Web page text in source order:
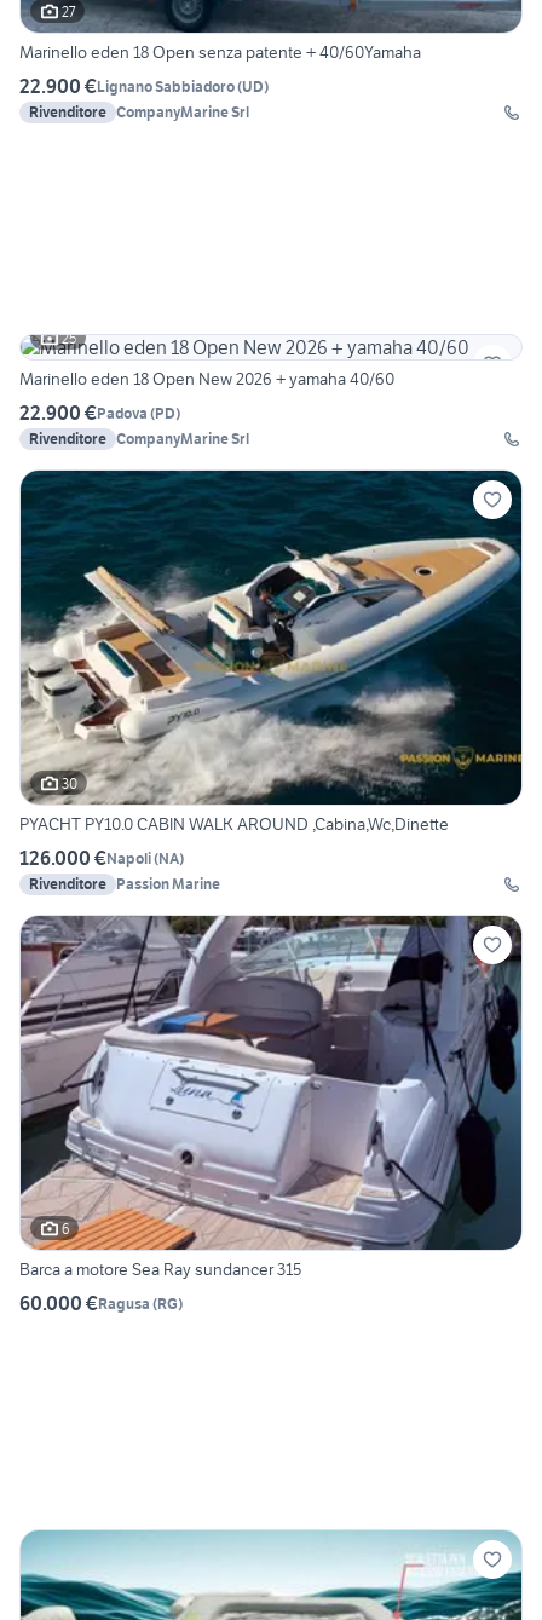
27
Marinello eden 18 Open senza patente + 40/60Yamaha
22.900 €Lignano Sabbiadoro(UD)
Rivenditore CompanyMarine Srl
25
Marinello eden 18 Open New 2026 + yamaha 40/60
22.900 €Padova (PD)
Rivenditore CompanyMarine Srl
30
PYACHT PY10.0 CABIN WALK AROUND ,Cabina,Wc,Dinette
126.000 €Napoli(NA)
Rivenditore Passion Marine
6
Barca a motore Sea Ray sundancer 315
60.000 €Ragusa (RG)